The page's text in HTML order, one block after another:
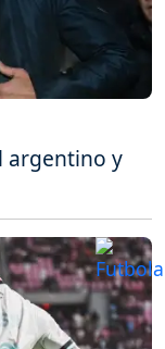
argentino y